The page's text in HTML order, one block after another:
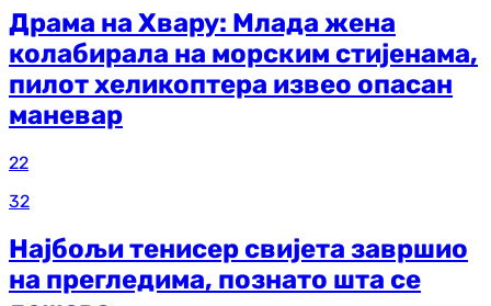
Драма на Хвару: Млада жена
колабирала на морским стијенама,
пилот хеликоптера извео опасан
маневар
22
32
Најбољи тенисер свијета завршио
на прегледима, познато шта се